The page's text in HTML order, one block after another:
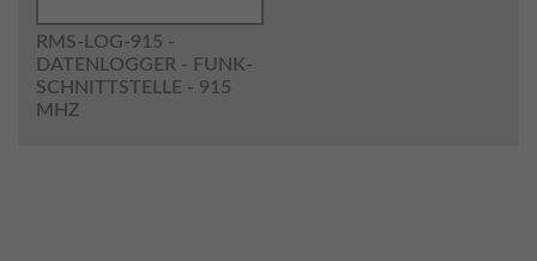
RMS-LOG-915 -
DATENLOGGER - FUNK-
SCHNITTSTELLE - 915
MHZ